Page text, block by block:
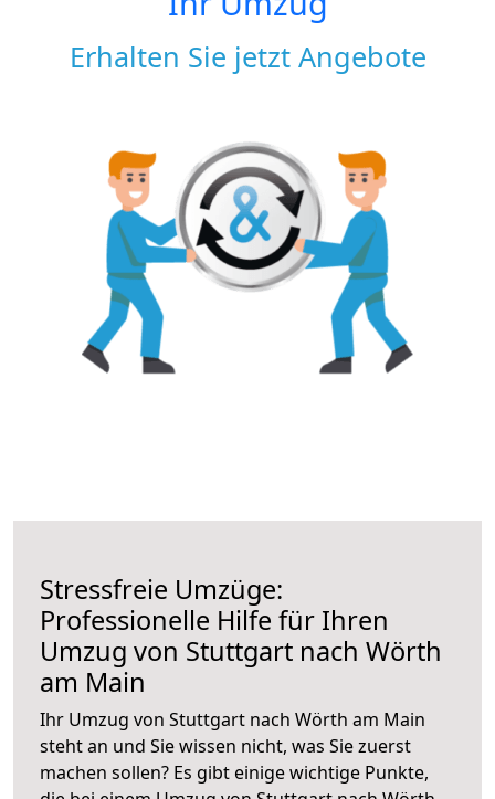
Erhalten Sie jetzt Angebote
Stressfreie Umzüge:
Professionelle Hilfe für Ihren
Umzug von Stuttgart nach Wörth
am Main
Ihr Umzug von Stuttgart nach Wörth am Main
steht an und Sie wissen nicht, was Sie zuerst
machen sollen? Es gibt einige wichtige Punkte,